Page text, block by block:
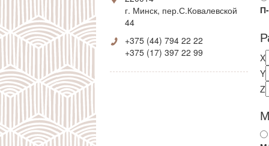
г. Минск, пер.С.Ковалевской
44
+375 (44) 794 22 22
+375 (17) 397 22 99
X
Y
Z